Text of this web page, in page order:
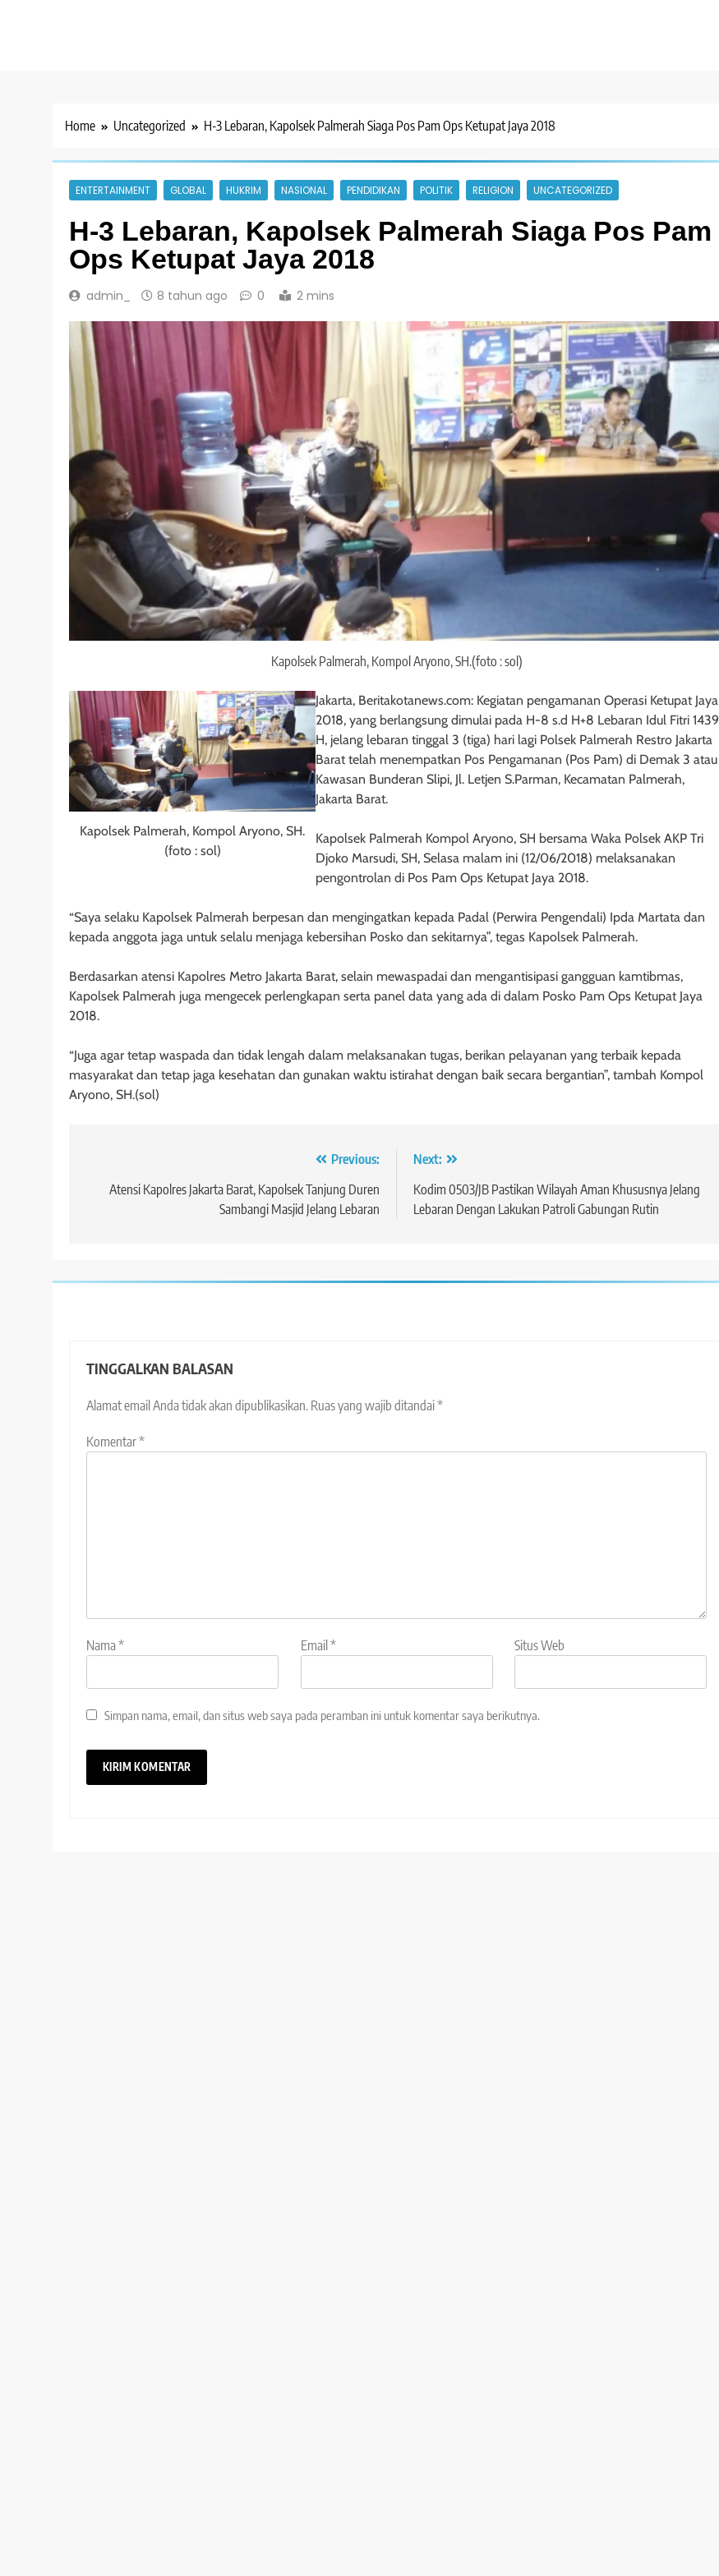
Home Uncategorized H-3 Lebaran, Kapolsek Palmerah Siaga Pos Pam Ops Ketupat Jaya 2018
ENTERTAINMENT GLOBAL HUKRIM NASIONAL PENDIDIKAN POLITIK RELIGION UNCATEGORIZED
H-3 Lebaran, Kapolsek Palmerah Siaga Pos Pam
Ops Ketupat Jaya 2018
admin_ 8 tahun ago 0 2 mins
Kapolsek Palmerah, Kompol Aryono, SH.(foto : sol)
Kapolsek Palmerah, Kompol Aryono, SH.
(foto : sol)
Jakarta, Beritakotanews.com: Kegiatan pengamanan Operasi Ketupat Jaya
2018, yang berlangsung dimulai pada H-8 s.d H+8 Lebaran Idul Fitri 1439
H, jelang lebaran tinggal 3 (tiga) hari lagi Polsek Palmerah Restro Jakarta
Barat telah menempatkan Pos Pengamanan (Pos Pam) di Demak 3 atau
Kawasan Bunderan Slipi, Jl. Letjen S.Parman, Kecamatan Palmerah,
Jakarta Barat.
Kapolsek Palmerah Kompol Aryono, SH bersama Waka Polsek AKP Tri
Djoko Marsudi, SH, Selasa malam ini (12/06/2018) melaksanakan
pengontrolan di Pos Pam Ops Ketupat Jaya 2018.
“Saya selaku Kapolsek Palmerah berpesan dan mengingatkan kepada Padal (Perwira Pengendali) Ipda Martata dan
kepada anggota jaga untuk selalu menjaga kebersihan Posko dan sekitarnya”, tegas Kapolsek Palmerah.
Berdasarkan atensi Kapolres Metro Jakarta Barat, selain mewaspadai dan mengantisipasi gangguan kamtibmas,
Kapolsek Palmerah juga mengecek perlengkapan serta panel data yang ada di dalam Posko Pam Ops Ketupat Jaya
2018.
“Juga agar tetap waspada dan tidak lengah dalam melaksanakan tugas, berikan pelayanan yang terbaik kepada
masyarakat dan tetap jaga kesehatan dan gunakan waktu istirahat dengan baik secara bergantian”, tambah Kompol
Aryono, SH.(sol)
pos
Previous:
Atensi Kapolres Jakarta Barat, Kapolsek Tanjung Duren
Sambangi Masjid Jelang Lebaran
Next:
Kodim 0503/JB Pastikan Wilayah Aman Khususnya Jelang
Lebaran Dengan Lakukan Patroli Gabungan Rutin
TINGGALKAN BALASAN
Alamat email Anda tidak akan dipublikasikan. Ruas yang wajib ditandai*
Komentar*
Nama* Email * Situs Web
Simpan nama, email, dan situs web saya pada peramban ini untuk komentar saya berikutnya.